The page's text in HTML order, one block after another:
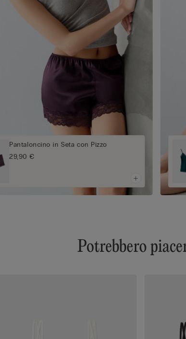
Pantaloncino in Seta con Pizzo
29,90 €
Potrebbero